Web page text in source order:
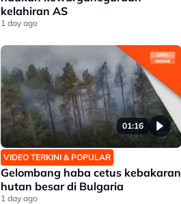
kelahiran AS
1 day ago
01:16
VIDEO TERKINI & POPULAR
Gelombang haba cetus kebakaran
hutan besar di Bulgaria
1 day ago